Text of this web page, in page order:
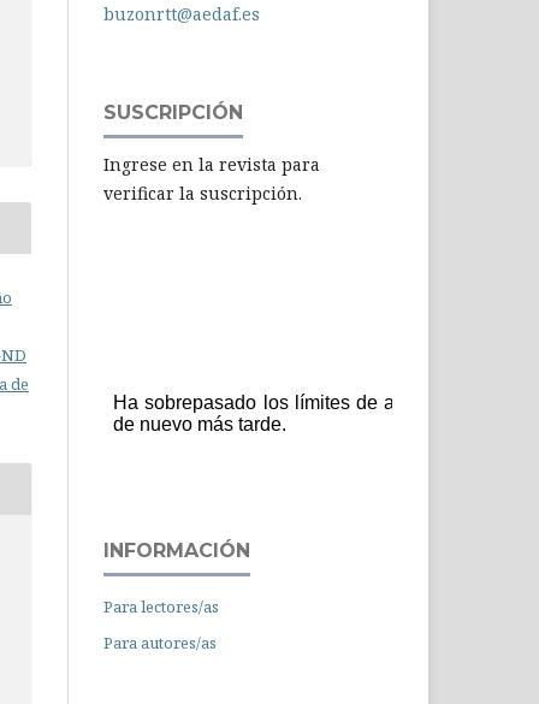
de
buzonrtt@aedaf.es
SUSCRIPCIÓN
Ingrese en la revista para
verificar la suscripción.
INFORMACIÓN
Para lectores/as
Para autores/as